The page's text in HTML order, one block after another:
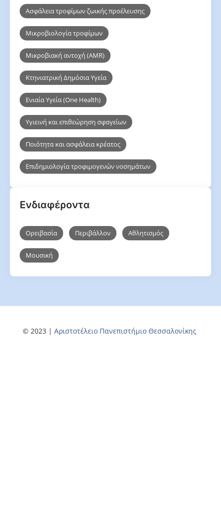
Ασφάλεια τροφίμων ζωικής προέλευσης
Μικροβιολογία τροφίμων
Μικροβιακή αντοχή (AMR)
Κτηνιατρική Δημόσια Υγεία
Ενιαία Υγεία (One Health)
Υγιεινή και επιθεώρηση σφαγείων
Ποιότητα και ασφάλεια κρέατος
Επιδημιολογία τροφιμογενών νοσημάτων
Ενδιαφέροντα
Ορειβασία Περιβάλλον Αθλητισμός
Μουσική
© 2023 | Αριστοτέλειο Πανεπιστήμιο Θεσσαλονίκης